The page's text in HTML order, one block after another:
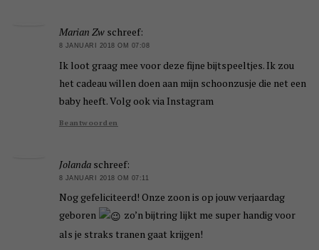
Marian Zw schreef:
8 JANUARI 2018 OM 07:08
Ik loot graag mee voor deze fijne bijtspeeltjes. Ik zou
het cadeau willen doen aan mijn schoonzusje die net een
baby heeft. Volg ook via Instagram
Beantwoorden
Jolanda schreef:
8 JANUARI 2018 OM 07:11
Nog gefeliciteerd! Onze zoon is op jouw verjaardag
geboren
zo’n bijtring lijkt me super handig voor
als je straks tranen gaat krijgen!